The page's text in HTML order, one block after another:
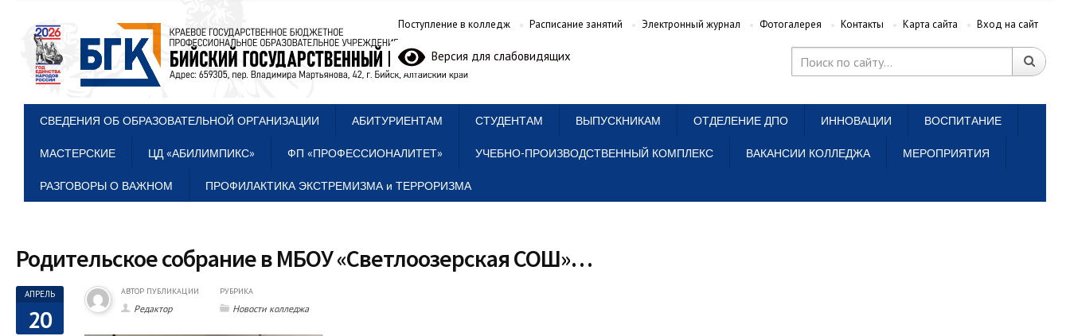
Поступление в колледж Расписание занятий Электронный журнал Фотогалерея Контакты Карта сайта Вход на сайт
Версия для слабовидящих
СВЕДЕНИЯ ОБ ОБРАЗОВАТЕЛЬНОЙ ОРГАНИЗАЦИИ АБИТУРИЕНТАМ СТУДЕНТАМ ВЫПУСКНИКАМ ОТДЕЛЕНИЕ ДПО ИННОВАЦИИ ВОСПИТАНИЕ
МАСТЕРСКИЕ ЦД «АБИЛИМПИКС» ФП «ПРОФЕССИОНАЛИТЕТ» УЧЕБНО-ПРОИЗВОДСТВЕННЫЙ КОМПЛЕКС ВАКАНСИИ КОЛЛЕДЖА МЕРОПРИЯТИЯ
РАЗГОВОРЫ О ВАЖНОМ ПРОФИЛАКТИКА ЭКСТРЕМИЗМА и ТЕРРОРИЗМА
Родительское собрание в МБОУ «Светлоозерская СОШ»…
АПРЕЛЬ
20
АВТОР ПУБЛИКАЦИИ
Редактор
РУБРИКА
Новости колледжа